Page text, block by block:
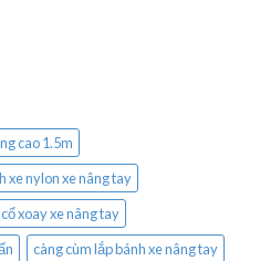
cao 1.5m
xe nylon xe nâng tay
xoay xe nâng tay
càng cùm lắp bánh xe nâng tay